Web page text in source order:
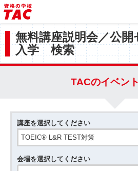
無料講座説明会／公
入学 検索
TACのイベン
講座を選択してください
会場を選択してください